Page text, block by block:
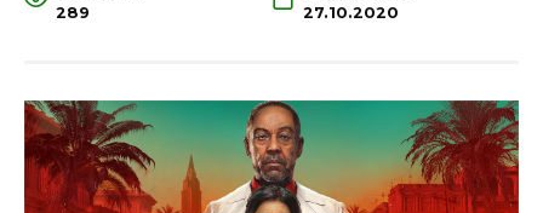
289 27.10.2020